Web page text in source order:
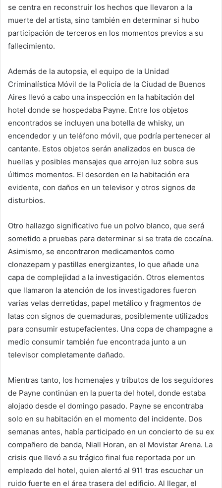
se centra en reconstruir los hechos que llevaron a la
muerte del artista, sino también en determinar si hubo
participación de terceros en los momentos previos a su
fallecimiento.
Además de la autopsia, el equipo de la Unidad
Criminalística Móvil de la Policía de la Ciudad de Buenos
Aires llevó a cabo una inspección en la habitación del
hotel donde se hospedaba Payne. Entre los objetos
encontrados se incluyen una botella de whisky, un
encendedor y un teléfono móvil, que podría pertenecer al
cantante. Estos objetos serán analizados en busca de
huellas y posibles mensajes que arrojen luz sobre sus
últimos momentos. El desorden en la habitación era
evidente, con daños en un televisor y otros signos de
disturbios.
Otro hallazgo significativo fue un polvo blanco, que será
sometido a pruebas para determinar si se trata de cocaína.
Asimismo, se encontraron medicamentos como
clonazepam y pastillas energizantes, lo que añade una
capa de complejidad a la investigación. Otros elementos
que llamaron la atención de los investigadores fueron
varias velas derretidas, papel metálico y fragmentos de
latas con signos de quemaduras, posiblemente utilizados
para consumir estupefacientes. Una copa de champagne a
medio consumir también fue encontrada junto a un
televisor completamente dañado.
Mientras tanto, los homenajes y tributos de los seguidores
de Payne continúan en la puerta del hotel, donde estaba
alojado desde el domingo pasado. Payne se encontraba
solo en su habitación en el momento del incidente. Dos
semanas antes, había participado en un concierto de su ex
compañero de banda, Niall Horan, en el Movistar Arena. La
crisis que llevó a su trágico final fue reportada por un
empleado del hotel, quien alertó al 911 tras escuchar un
ruido fuerte en el área trasera del edificio. Al llegar, el